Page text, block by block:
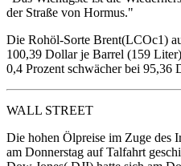
der Straße von Hormus."
Die Rohöl-Sorte Brent(LCOc1)
100,39 Dollar je Barrel (159
0,4 Prozent schwächer bei 95,36
WALL STREET
Die hohen Ölpreise im Zuge des
am Donnerstag auf Talfahrt